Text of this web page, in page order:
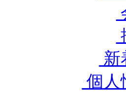
新
個人